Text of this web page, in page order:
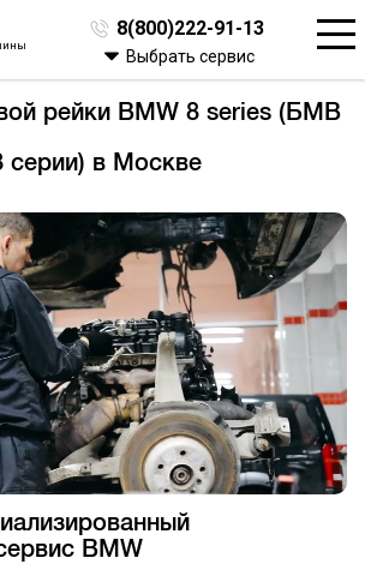
8(800)222-91-13
Выбрать сервис
рейки BMW 8 series (БМВ
серии) в Москве
BMW